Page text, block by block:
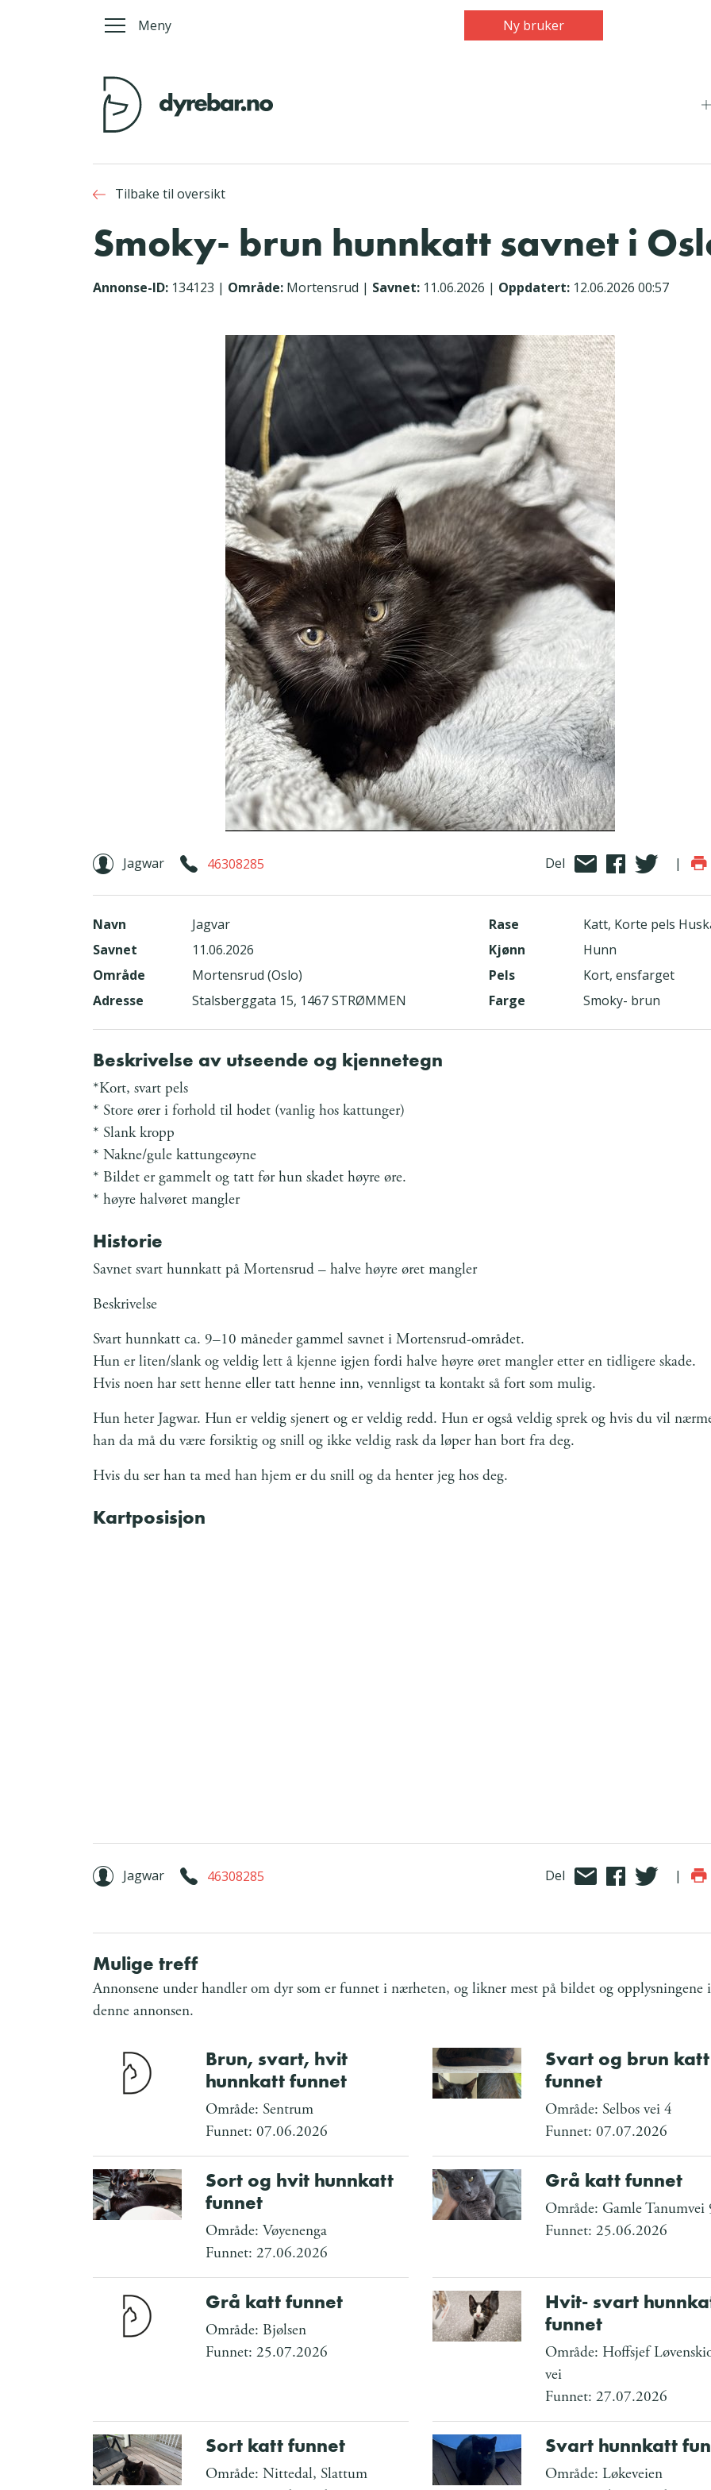
Meny Ny bruker
Tilbake til oversikt
Smoky- brun hunnkatt savnet i
Annonse-ID: 134123 | Område: Mortensrud | Savnet: 11.06.2026 | Oppdatert: 12.06.2026 00:57
Jagwar 46308285 Del |
Navn
Jagvar
Savnet
11.06.2026
Område
Mortensrud (Oslo)
Adresse
Stalsberggata 15, 1467 STRØMMEN
Rase
Katt, Korte pels
Kjønn
Hunn
Pels
Kort, ensfarget
Farge
Smoky- brun
Beskrivelse av utseende og kjennetegn
*Kort, svart pels
* Store ører i forhold til hodet (vanlig hos kattunger)
* Slank kropp
* Nakne/gule kattungeøyne
* Bildet er gammelt og tatt før hun skadet høyre øre.
* høyre halvøret mangler
Historie
Savnet svart hunnkatt på Mortensrud – halve høyre øret mangler
Beskrivelse
Svart hunnkatt ca. 9–10 måneder gammel savnet i Mortensrud-området.
Hun er liten/slank og veldig lett å kjenne igjen fordi halve høyre øret mangler etter en tidligere skade.
Hvis noen har sett henne eller tatt henne inn, vennligst ta kontakt så fort som mulig.
Hun heter Jagwar. Hun er veldig sjenert og er veldig redd. Hun er også veldig sprek og hvis du vil
han da må du være forsiktig og snill og ikke veldig rask da løper han bort fra deg.
Hvis du ser han ta med han hjem er du snill og da henter jeg hos deg.
Kartposisjon
Jagwar 46308285 Del |
Mulige treff
Annonsene under handler om dyr som er funnet i nærheten, og likner mest på bildet og opplysningene i
denne annonsen.
Brun, svart, hvit
hunnkatt funnet
Område: Sentrum
Funnet: 07.06.2026
Svart og brun katt
funnet
Område: Selbos vei 4
Funnet: 07.07.2026
Sort og hvit hunnkatt
funnet
Område: Vøyenenga
Funnet: 27.06.2026
Grå katt funnet
Område: Gamle Tanumvei
Funnet: 25.06.2026
Grå katt funnet
Område: Bjølsen
Funnet: 25.07.2026
Hvit- svart
funnet
Område: Hoffsjef
vei
Funnet: 27.07.2026
Sort katt funnet
Område: Nittedal, Slattum
Svart hunnkatt
Område: Løkeveien